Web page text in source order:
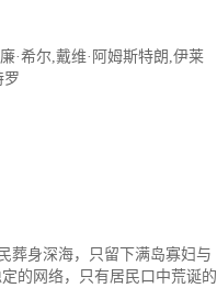
·希尔,戴维·阿姆斯特朗,伊莱
罗
身深海，只留下满岛寡妇与
的网络，只有居民口中荒诞的